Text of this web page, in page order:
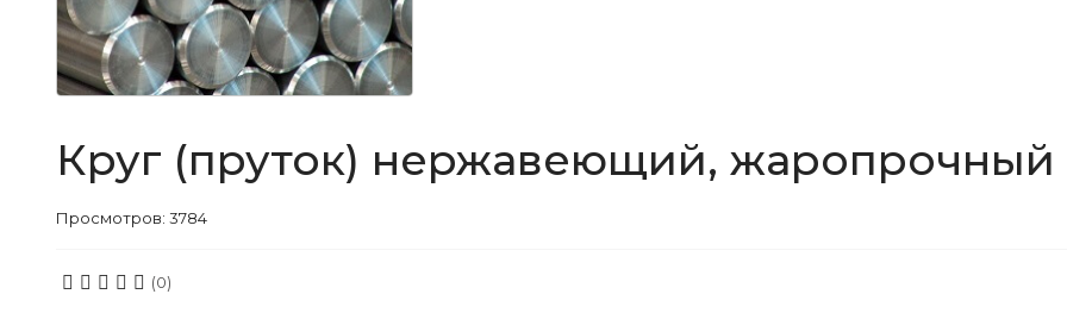
Круг (пруток) нержавеющий, жаропрочный
Просмотров: 3784
(0)